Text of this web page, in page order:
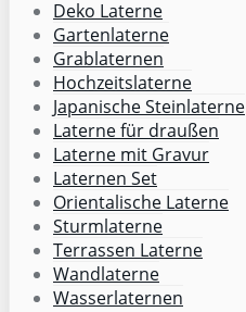
Deko Laterne
Gartenlaterne
Grablaternen
Hochzeitslaterne
Japanische Steinlaterne
Laterne für draußen
Laterne mit Gravur
Laternen Set
Orientalische Laterne
Sturmlaterne
Terrassen Laterne
Wandlaterne
Wasserlaternen